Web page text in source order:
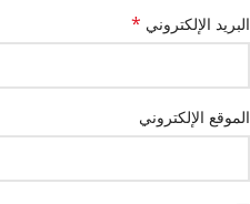
البريد الإلكتروني *
الموقع الإلكتروني